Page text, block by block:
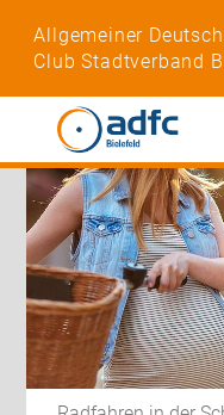
Allgemeiner
Club Stadtverband